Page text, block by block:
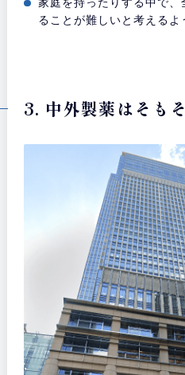
ることが難しいと考えるよ
3. 中外製薬はそも